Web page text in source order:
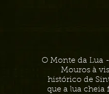
O Monte da Lua
Mouros à
histórico de
que a lua cheia